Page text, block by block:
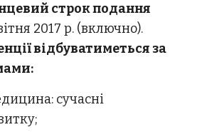
строк подання
2017 р. (включно).
відбуватиметься за
сучасні